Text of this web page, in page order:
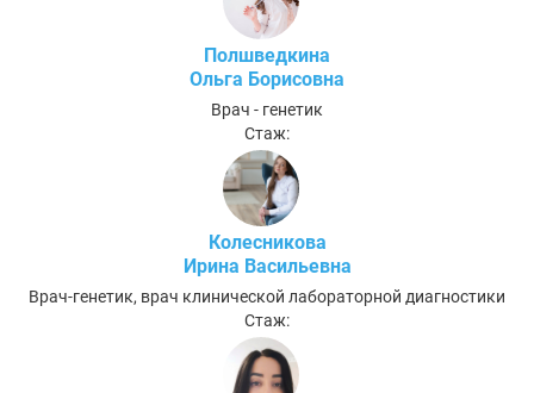
Полшведкина
Ольга Борисовна
Врач - генетик
Стаж:
Колесникова
Ирина Васильевна
Врач-генетик, врач клинической лабораторной диагностики
Стаж: